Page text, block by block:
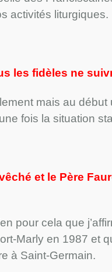
activités liturgiques.
les fidèles ne
mais au début
fois la situation
et le Père
pour cela que
Marly en 1987 et
à Saint-Germain.